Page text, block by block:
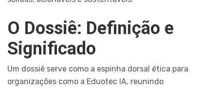
O Dossiê: Definição e
Significado
Um dossiê serve como a espinha dorsal ética para
organizações como a Eduotec IA, reunindo